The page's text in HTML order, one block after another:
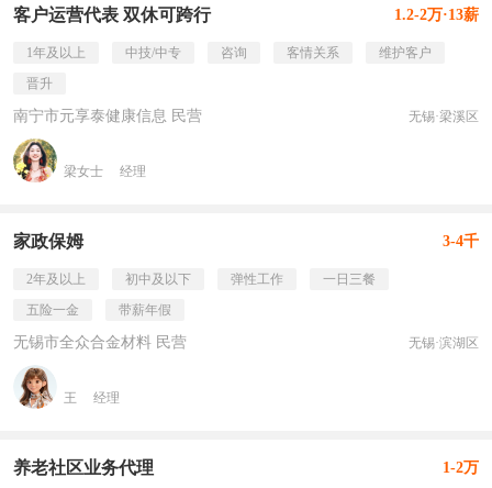
客户运营代表 双休可跨行 1.2-2万·13薪
1年及以上 中技/中专 咨询 客情关系
维护客户
晋升
南宁市元享泰健康信息 民营 无锡·梁溪区
梁女士 经理
家政保姆 3-4千
2年及以上 初中及以下 弹性工作
一日三餐
五险一金
带薪年假
无锡市全众合金材料 民营 无锡·滨湖区
王 经理
养老社区业务代理 1-2万